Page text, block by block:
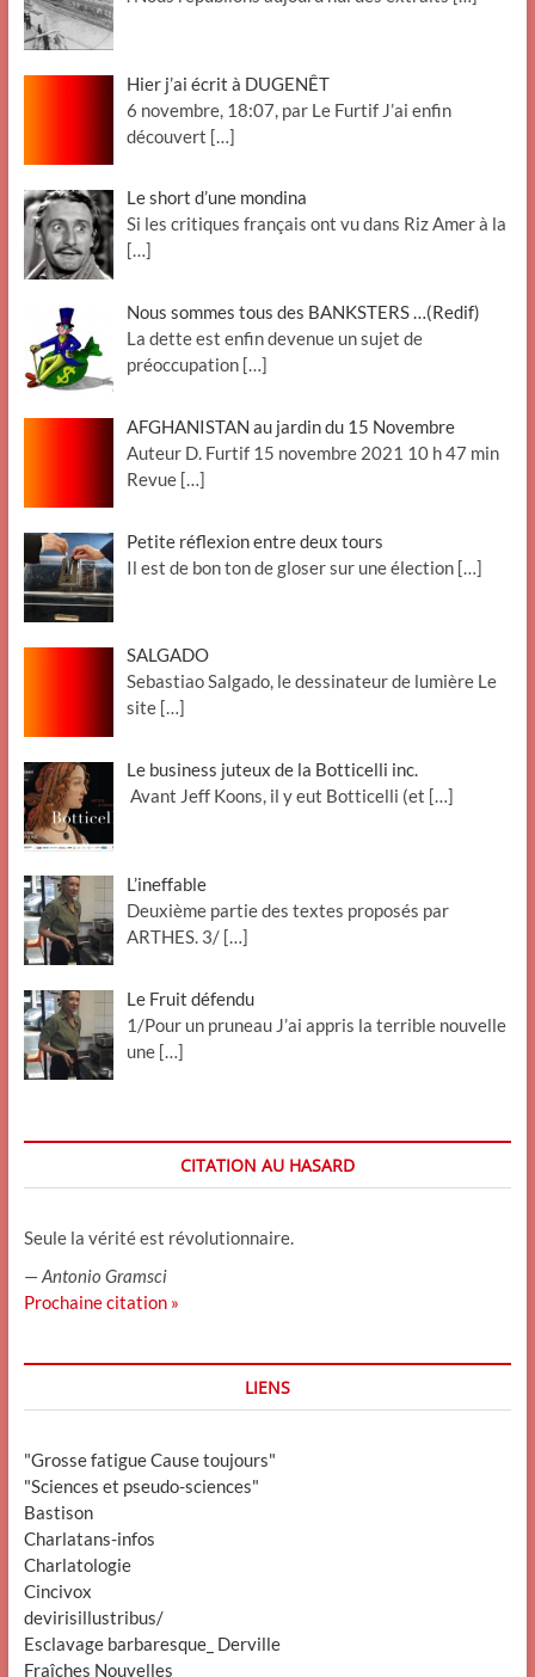
Hier j’ai écrit à DUGENÊT
6 novembre, 18:07, par Le Furtif J’ai enfin
découvert […]
Le short d’une mondina
Si les critiques français ont vu dans Riz Amer à la
[…]
Nous sommes tous des BANKSTERS …(Redif)
La dette est enfin devenue un sujet de
préoccupation […]
AFGHANISTAN au jardin du 15 Novembre
Auteur D. Furtif 15 novembre 2021 10 h 47 min
Revue […]
Petite réflexion entre deux tours
Il est de bon ton de gloser sur une élection […]
SALGADO
Sebastiao Salgado, le dessinateur de lumière Le
site […]
Le business juteux de la Botticelli inc.
Avant Jeff Koons, il y eut Botticelli (et […]
L’ineffable
Deuxième partie des textes proposés par
ARTHES. 3/ […]
Le Fruit défendu
1/Pour un pruneau J’ai appris la terrible nouvelle
une […]
CITATION AU HASARD
Seule la vérité est révolutionnaire.
—Antonio Gramsci
Prochaine citation »
LIENS
"Grosse fatigue Cause toujours"
"Sciences et pseudo-sciences"
Bastison
Charlatans-infos
Charlatologie
Cincivox
devirisillustribus/
Esclavage barbaresque_ Derville
Fraîches Nouvelles